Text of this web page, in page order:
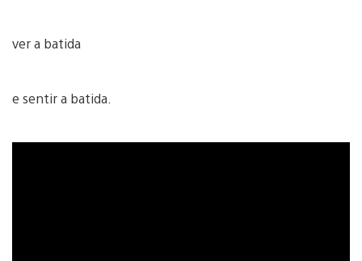
ver a batida
e sentir a batida.